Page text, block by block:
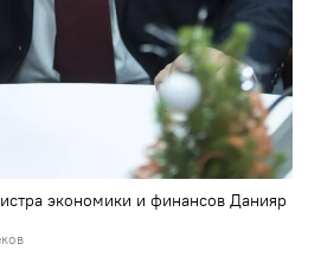
экономики и финансов Данияр